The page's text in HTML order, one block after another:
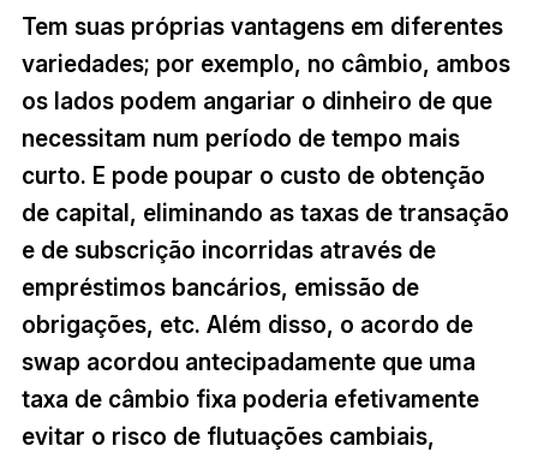
Tem suas próprias vantagens em diferentes
variedades; por exemplo, no câmbio, ambos
os lados podem angariar o dinheiro de que
necessitam num período de tempo mais
curto. E pode poupar o custo de obtenção
de capital, eliminando as taxas de transação
e de subscrição incorridas através de
empréstimos bancários, emissão de
obrigações, etc. Além disso, o acordo de
swap acordou antecipadamente que uma
taxa de câmbio fixa poderia efetivamente
evitar o risco de flutuações cambiais,